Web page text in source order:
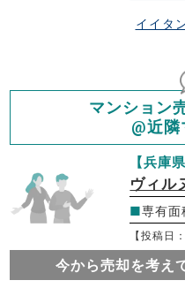
イイタ
マンション
@近
【兵庫
ヴィル
■専有面
【投稿日
今から売却を考え